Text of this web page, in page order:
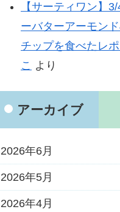
【サーティワン】
ーバターアーモン
チップを食べたレポ
こ より
アーカイブ
2026年6月
2026年5月
2026年4月